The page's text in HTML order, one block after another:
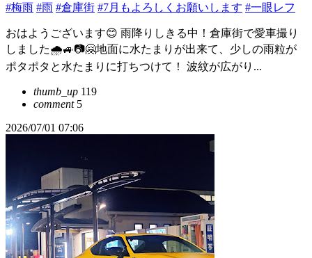
#梅雨 #雨 #倉庫街 #7月もよろしくお願いします #一眼レフ
おはようございます😊 雨降りしきる中！倉庫街で愛車撮り
しました🌧️🚙📷🤗地面に水たまりが出来て、少しの雨粒が
ポタポタと水たまりに打ちつけて！ 波紋が広がり...
thumb_up 119
comment5
2026/07/01 07:06